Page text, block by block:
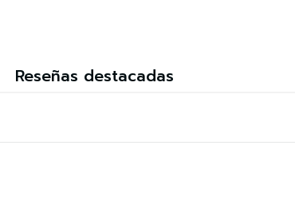
Reseñas destacadas